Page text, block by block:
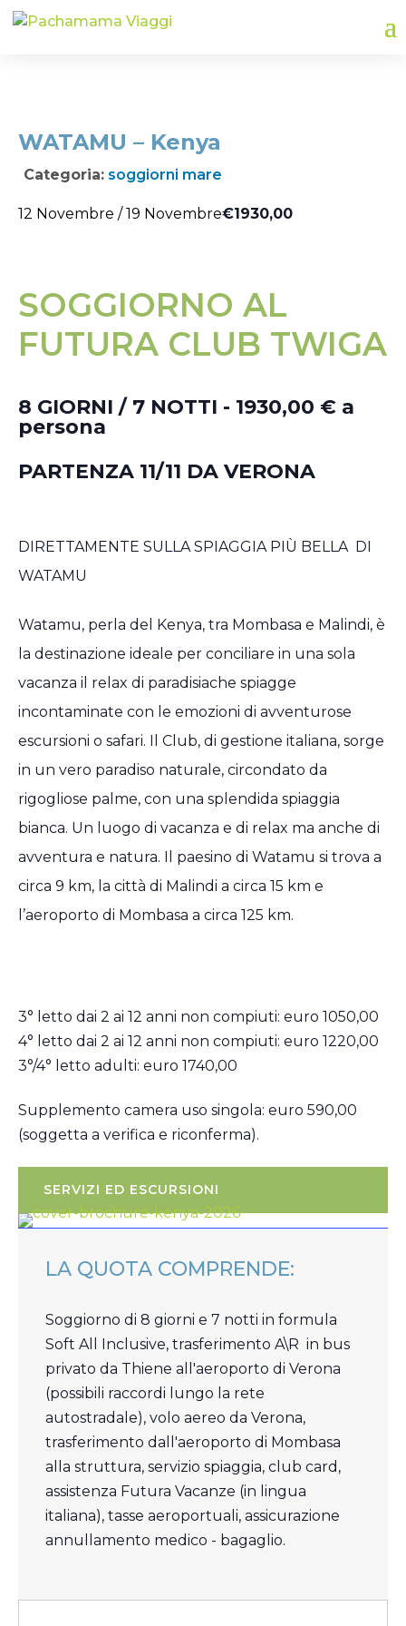
WATAMU – Kenya
Categoria: soggiorni mare
12 Novembre /19 Novembre€1930,00
SOGGIORNO AL
FUTURA CLUB ​TWIGA
8 GIORNI / 7 NOTTI - 1930,00 € a
persona
PARTENZA 11/11 DA VERONA
DIRETTAMENTE SULLA SPIAGGIA PIÙ BELLA DI
WATAMU
Watamu, perla del Kenya, tra Mombasa e Malindi, è
la destinazione ideale per conciliare in una sola
vacanza il relax di paradisiache spiagge
incontaminate con le emozioni di avventurose
escursioni o safari. Il Club, di gestione italiana, sorge
in un vero paradiso naturale, circondato da
rigogliose palme, con una splendida spiaggia
bianca. Un luogo di vacanza e di relax ma anche di
avventura e natura. Il paesino di Watamu si trova a
circa 9 km, la città di Malindi a circa 15 km e
l’aeroporto di Mombasa a circa 125 km.
3° letto dai 2 ai 12 anni non compiuti: euro 1050,00
4° letto dai 2 ai 12 anni non compiuti: euro 1220,00
3°/4° letto adulti: euro 1740,00
Supplemento camera uso singola: euro 590,00
(soggetta a verifica e riconferma).
SERVIZI ED ESCURSIONI
LA QUOTA COMPRENDE:
Soggiorno di 8 giorni e 7 notti in formula
Soft All Inclusive, trasferimento A\R in bus
privato da Thiene all'aeroporto di Verona
(possibili raccordi lungo la rete
autostradale), volo aereo da Verona,
trasferimento dall'aeroporto di Mombasa
alla struttura, servizio spiaggia, club card,
assistenza Futura Vacanze (in lingua
italiana), tasse aeroportuali, assicurazione
annullamento medico - bagaglio.